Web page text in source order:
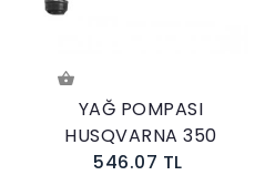
YAĞ POMPASI
HUSQVARNA 350
546.07 TL